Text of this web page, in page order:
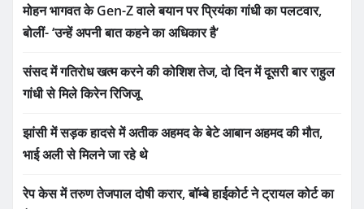
मोहन भागवत के Gen-Z वाले बयान पर प्रियंका गांधी का पलटवार,
बोलीं- ‘उन्हें अपनी बात कहने का अधिकार है’
संसद में गतिरोध खत्म करने की कोशिश तेज, दो दिन में दूसरी बार राहुल
गांधी से मिले किरेन रिजिजू
झांसी में सड़क हादसे में अतीक अहमद के बेटे आबान अहमद की मौत,
भाई अली से मिलने जा रहे थे
रेप केस में तरुण तेजपाल दोषी करार, बॉम्बे हाईकोर्ट ने ट्रायल कोर्ट का